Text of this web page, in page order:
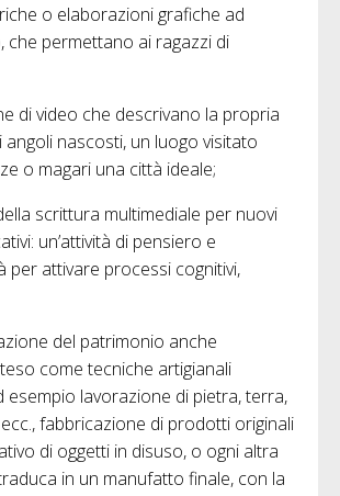
o elaborazioni grafiche ad
che permettano ai ragazzi di
video che descrivano la propria
angoli nascosti, un luogo visitato
o magari una città ideale;
scrittura multimediale per nuovi
un’attività di pensiero e
per attivare processi cognitivi,
del patrimonio anche
come tecniche artigianali
esempio lavorazione di pietra, terra,
fabbricazione di prodotti originali
di oggetti in disuso, o ogni altra
in un manufatto finale, con la